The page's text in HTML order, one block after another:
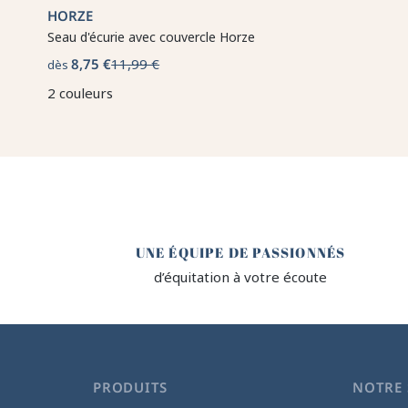
HORZE
Seau d'écurie avec couvercle Horze
dès8,75 €11,99 €
2 couleurs
UNE ÉQUIPE DE PASSIONNÉS
d’équitation à votre écoute
PRODUITS NOTRE